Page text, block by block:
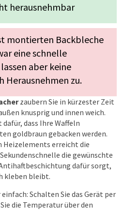
herausnehmbar
montierten Backbleche
eine schnelle
aber keine
Herausnehmen zu.
zaubern Sie in kürzester Zeit
knusprig und innen weich.
dass Ihre Waffeln
goldbraun gebacken werden.
Heizelements erreicht die
die gewünschte
dafür sorgt,
kleben bleibt.
Schalten Sie das Gerät per
die Temperatur über den